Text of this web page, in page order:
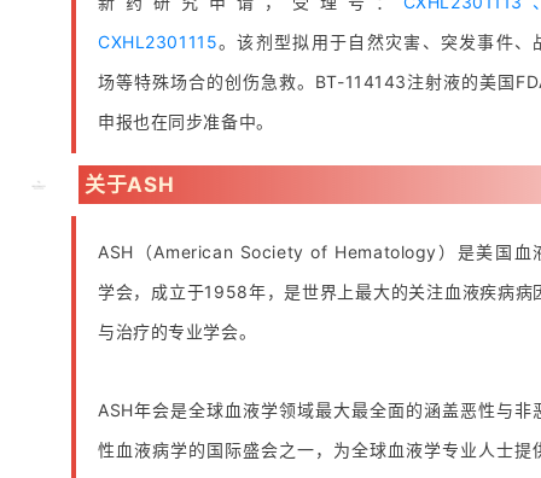
CXHL2301115。该剂型拟用于自然灾害、突发事件、
场等特殊场合的创伤急救。BT-114143注射液的美国
申报也在同步准备中。
关于ASH
ASH（American Society of Hematology）是美国血
学会，成立于1958年，是世界上最大的关注血液疾病病
与治疗的专业学会。
ASH年会是全球血液学领域最大最全面的涵盖恶性与非
性血液病学的国际盛会之一，为全球血液学专业人士提